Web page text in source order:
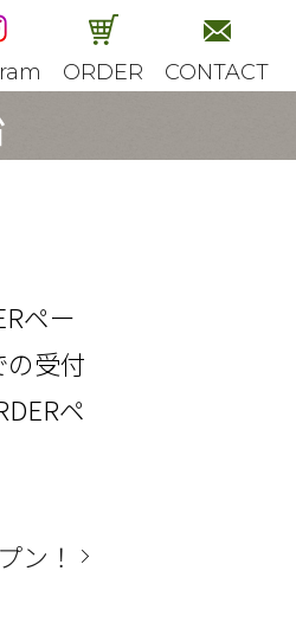
ORDER CONTACT
ペー
受付
ペ
ン！